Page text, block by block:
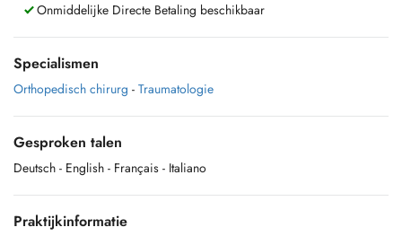
Onmiddelijke Directe Betaling beschikbaar
Specialismen
Orthopedisch chirurg - Traumatologie
Gesproken talen
Deutsch - English - Français - Italiano
Praktijkinformatie